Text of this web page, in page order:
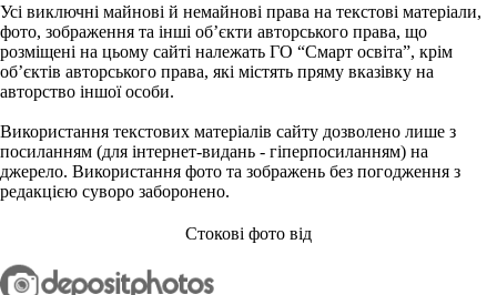
Усі виключні майнові й немайнові права на текстові матеріали,
фото, зображення та інші об’єкти авторського права, що
розміщені на цьому сайті належать ГО “Смарт освіта”, крім
об’єктів авторського права, які містять пряму вказівку на
авторство іншої особи.
Використання текстових матеріалів сайту дозволено лише з
посиланням (для інтернет-видань - гіперпосиланням) на
джерело. Використання фото та зображень без погодження з
редакцією суворо заборонено.
Стокові фото від